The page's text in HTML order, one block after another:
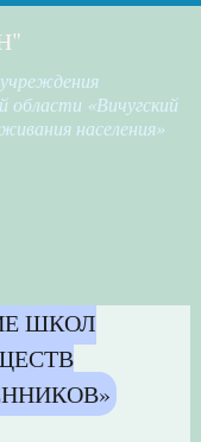
области «Вичугский
населения»
ШКОЛ